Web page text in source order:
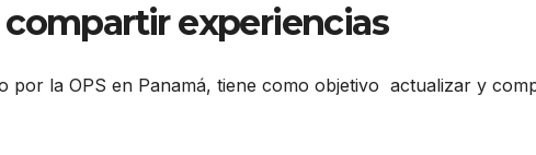
compartir experiencias
por la OPS en Panamá, tiene como objetivo actualizar y